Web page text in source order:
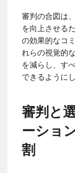
審判の合図は
を向上させる
の効果的なコ
れらの視覚的
を減らし、す
できるようにし
審判と
ーショ
割